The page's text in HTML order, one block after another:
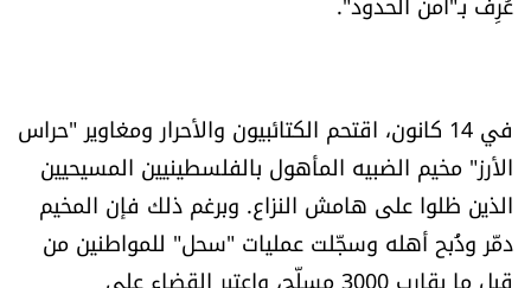
في 14 كانون، اقتحم الكتائبيون والأحرار ومغاوير "حراس
الأرز" مخيم الضبيه المأهول بالفلسطينيين المسيحيين
الذين ظلوا على هامش النزاع. وبرغم ذلك فإن المخيم
دمّر وذُبح أهله وسجّلت عمليات "سحل" للمواطنين من